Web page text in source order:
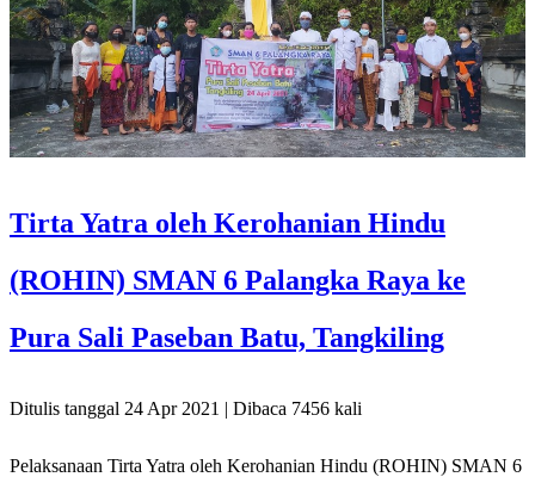
Tirta Yatra oleh Kerohanian Hindu
(ROHIN) SMAN 6 Palangka Raya ke
Pura Sali Paseban Batu, Tangkiling
Ditulis tanggal 24 Apr 2021 | Dibaca 7456 kali
Pelaksanaan Tirta Yatra oleh Kerohanian Hindu (ROHIN) SMAN 6